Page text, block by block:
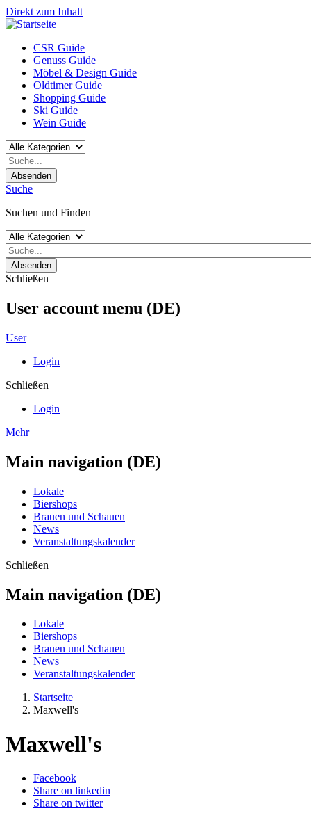
Direkt zum Inhalt
CSR Guide
Genuss Guide
Möbel & Design Guide
Oldtimer Guide
Shopping Guide
Ski Guide
Wein Guide
Absenden
Suche
Suchen und Finden
Absenden
Schließen
User account menu (DE)
User
Login
Schließen
Login
Mehr
Main navigation (DE)
Lokale
Biershops
Brauen und Schauen
News
Veranstaltungskalender
Schließen
Main navigation (DE)
Lokale
Biershops
Brauen und Schauen
News
Veranstaltungskalender
Startseite
Maxwell's
Maxwell's
Facebook
Share on linkedin
Share on twitter